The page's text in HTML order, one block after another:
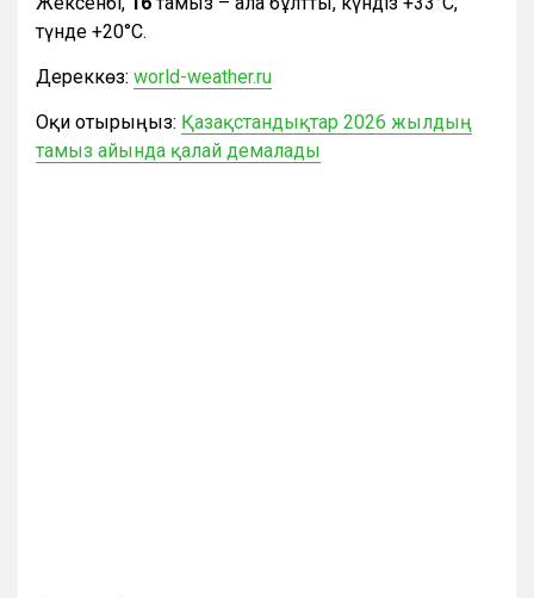
түнде +20°С.
Дереккөз: world-weather.ru
Оқи отырыңыз: Қазақстандықтар 2026 жылдың
тамыз айында қалай демалады